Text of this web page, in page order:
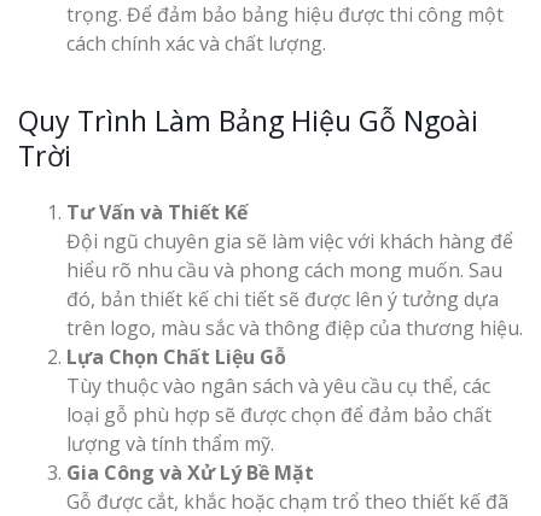
trọng. Để đảm bảo bảng hiệu được thi công một
cách chính xác và chất lượng.
Quy Trình Làm Bảng Hiệu Gỗ Ngoài
Trời
Tư Vấn và Thiết Kế
Đội ngũ chuyên gia sẽ làm việc với khách hàng để
hiểu rõ nhu cầu và phong cách mong muốn. Sau
đó, bản thiết kế chi tiết sẽ được lên ý tưởng dựa
trên logo, màu sắc và thông điệp của thương hiệu.
Lựa Chọn Chất Liệu Gỗ
Tùy thuộc vào ngân sách và yêu cầu cụ thể, các
loại gỗ phù hợp sẽ được chọn để đảm bảo chất
lượng và tính thẩm mỹ.
Gia Công và Xử Lý Bề Mặt
Gỗ được cắt, khắc hoặc chạm trổ theo thiết kế đã
Làm Hộp
Mỏng Nghệ
Hút